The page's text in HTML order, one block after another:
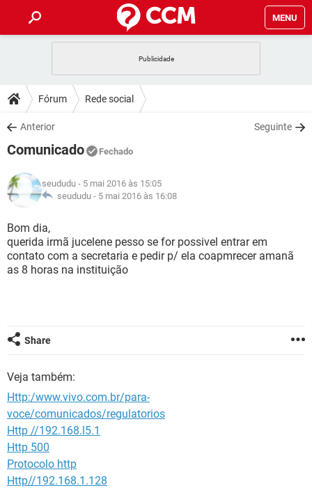
MENU
CELULAR
OUTLOOK
INSTAGRAM
GUIA DE COMPRAS
DICAS
JOGOS
INSTAGRAM
GUIA DE COMPRAS
DOWNLOADS
JOGOS
CELULAR
OUTLOOK EXCEL
INSTAGRAM
GUIA DE COMPRAS
JOGOS
CELULAR
OUTLOOK
INSTAGRAM GMAIL
GLOSSÁRIO
JOGOS
CELULAR FACEBOOK
OUTLOOK
Fórum Rede social
Anterior Seguinte
Comunicado Fechado
seududu - 5 mai 2016 às 15:05
seududu - 5 mai 2016 às 16:08
Bom dia,
querida irmã jucelene pesso se for possivel entrar em
contato com a secretaria e pedir p/ ela coapmrecer amanã
as 8 horas na instituição
Share
Veja também:
Http:/www.vivo.com.br/para-
voce/comunicados/regulatorios
Http //192.168.l5.1
Http 500
Protocolo http
Http//192.168.1.128